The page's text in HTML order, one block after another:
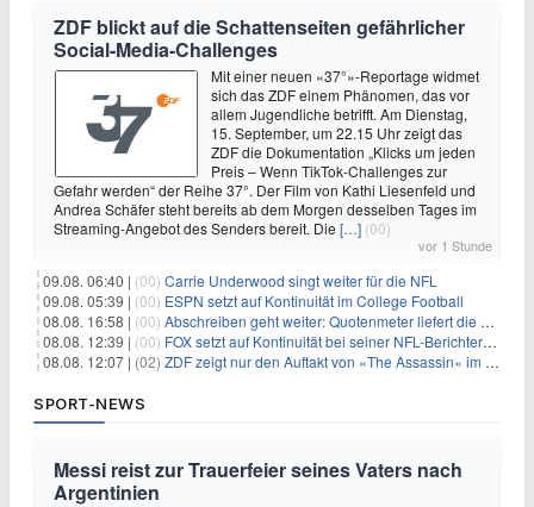
ZDF blickt auf die Schattenseiten gefährlicher
Social-Media-Challenges
Mit einer neuen «37°»-Reportage widmet
sich das ZDF einem Phänomen, das vor
allem Jugendliche betrifft. Am Dienstag,
15. September, um 22.15 Uhr zeigt das
ZDF die Dokumentation „Klicks um jeden
Preis – Wenn TikTok-Challenges zur
Gefahr werden“ der Reihe 37°. Der Film von Kathi Liesenfeld und
Andrea Schäfer steht bereits ab dem Morgen desselben Tages im
Streaming-Angebot des Senders bereit. Die […] (00)
vor 1 Stunde
09.08. 06:40 | (00) Carrie Underwood singt weiter für die NFL
09.08. 05:39 | (00) ESPN setzt auf Kontinuität im College Football
08.08. 16:58 | (00) Abschreiben geht weiter: Quotenmeter liefert die Vorlagen
08.08. 12:39 | (00) FOX setzt auf Kontinuität bei seiner NFL-Berichterstattung
08.08. 12:07 | (02) ZDF zeigt nur den Auftakt von «The Assassin» im Fernsehen
SPORT-NEWS
Messi reist zur Trauerfeier seines Vaters nach
Argentinien